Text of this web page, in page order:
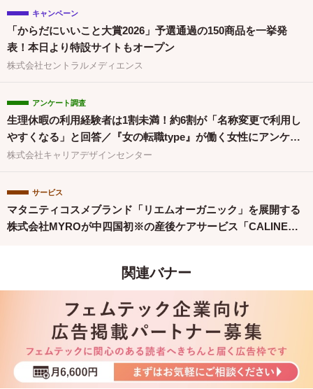
キャンペーン
「からだにいいこと大賞2026」予選通過の150商品を一挙発
表！本日より特設サイトもオープン
株式会社セントラルメディエンス
アンケート調査
生理休暇の利用経験者は1割未満！約6割が「名称変更で利用し
やすくなる」と回答／『女の転職type』が働く女性にアンケー
ト【第134回】
株式会社キャリアデザインセンター
サービス
マタニティコスメブランド「リエムオーガニック」を展開する
株式会社MYROが中四国初※の産後ケアサービス「CALINE」
関連バナー